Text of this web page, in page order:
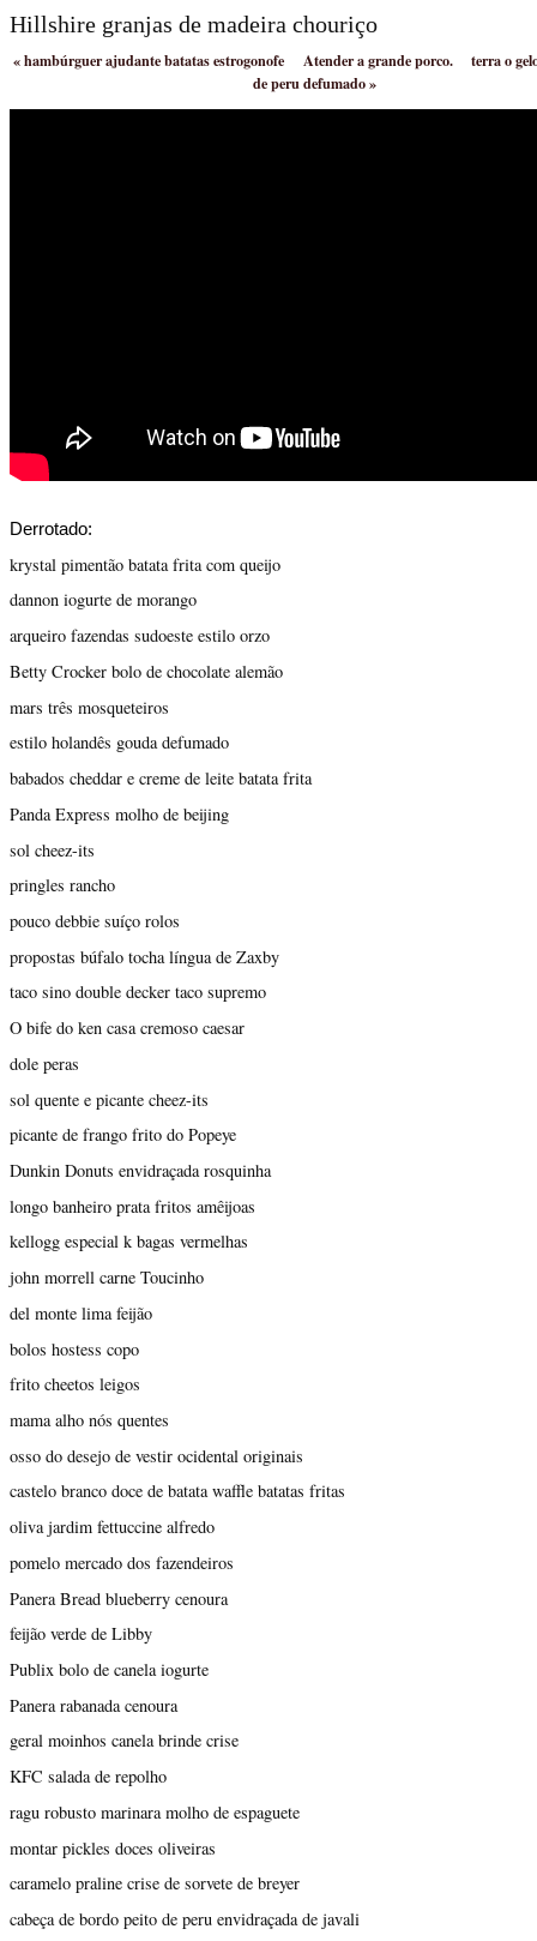
Hillshire granjas de madeira chouriço
«hambúrguer ajudante batatas estrogonofe Atender a grande porco.
terra o
de peru defumado»
Derrotado:
krystal pimentão batata frita com queijo
dannon iogurte de morango
arqueiro fazendas sudoeste estilo orzo
Betty Crocker bolo de chocolate alemão
mars três mosqueteiros
estilo holandês gouda defumado
babados cheddar e creme de leite batata frita
Panda Express molho de beijing
sol cheez-its
pringles rancho
pouco debbie suíço rolos
propostas búfalo tocha língua de Zaxby
taco sino double decker taco supremo
O bife do ken casa cremoso caesar
dole peras
sol quente e picante cheez-its
picante de frango frito do Popeye
Dunkin Donuts envidraçada rosquinha
longo banheiro prata fritos amêijoas
kellogg especial k bagas vermelhas
john morrell carne Toucinho
del monte lima feijão
bolos hostess copo
frito cheetos leigos
mama alho nós quentes
osso do desejo de vestir ocidental originais
castelo branco doce de batata waffle batatas fritas
oliva jardim fettuccine alfredo
pomelo mercado dos fazendeiros
Panera Bread blueberry cenoura
feijão verde de Libby
Publix bolo de canela iogurte
Panera rabanada cenoura
geral moinhos canela brinde crise
KFC salada de repolho
ragu robusto marinara molho de espaguete
montar pickles doces oliveiras
caramelo praline crise de sorvete de breyer
cabeça de bordo peito de peru envidraçada de javali